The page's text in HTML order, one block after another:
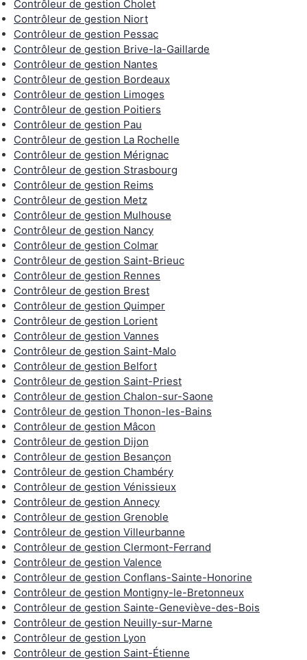
Contrôleur de gestion Cholet
Contrôleur de gestion Niort
Contrôleur de gestion Pessac
Contrôleur de gestion Brive-la-Gaillarde
Contrôleur de gestion Nantes
Contrôleur de gestion Bordeaux
Contrôleur de gestion Limoges
Contrôleur de gestion Poitiers
Contrôleur de gestion Pau
Contrôleur de gestion La Rochelle
Contrôleur de gestion Mérignac
Contrôleur de gestion Strasbourg
Contrôleur de gestion Reims
Contrôleur de gestion Metz
Contrôleur de gestion Mulhouse
Contrôleur de gestion Nancy
Contrôleur de gestion Colmar
Contrôleur de gestion Saint-Brieuc
Contrôleur de gestion Rennes
Contrôleur de gestion Brest
Contrôleur de gestion Quimper
Contrôleur de gestion Lorient
Contrôleur de gestion Vannes
Contrôleur de gestion Saint-Malo
Contrôleur de gestion Belfort
Contrôleur de gestion Saint-Priest
Contrôleur de gestion Chalon-sur-Saone
Contrôleur de gestion Thonon-les-Bains
Contrôleur de gestion Mâcon
Contrôleur de gestion Dijon
Contrôleur de gestion Besançon
Contrôleur de gestion Chambéry
Contrôleur de gestion Vénissieux
Contrôleur de gestion Annecy
Contrôleur de gestion Grenoble
Contrôleur de gestion Villeurbanne
Contrôleur de gestion Clermont-Ferrand
Contrôleur de gestion Valence
Contrôleur de gestion Conflans-Sainte-Honorine
Contrôleur de gestion Montigny-le-Bretonneux
Contrôleur de gestion Sainte-Geneviève-des-Bois
Contrôleur de gestion Neuilly-sur-Marne
Contrôleur de gestion Lyon
Contrôleur de gestion Saint-Étienne